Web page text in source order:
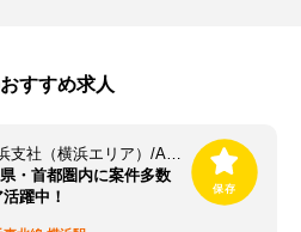
すすめ求人
・首都圏内に案件多数
躍中！